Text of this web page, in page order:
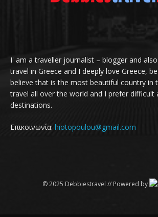
I' am a traveller journalist – blogger and
travel in Greece and I deeply love Greece,
believe that is the most beautiful country in
travel all over the world and I prefer difficult
destinations.
Επικοινωνία: hiotopoulou@gmail.com
© 2025 Debbiestravel // Powered by